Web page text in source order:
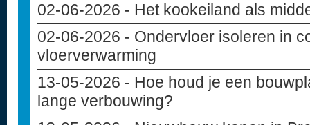
02-06-2026 - Het kookeiland als
02-06-2026 - Ondervloer isoleren in
vloerverwarming
13-05-2026 - Hoe houd je een
lange verbouwing?